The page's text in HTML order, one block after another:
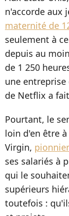
n'accorde aux
maternité de
seulement à
depuis au
de 1 250
une entreprise
de Netflix a
Pourtant, le
loin d'en être
Virgin,
ses salariés à
qui le
supérieurs
toutefois :